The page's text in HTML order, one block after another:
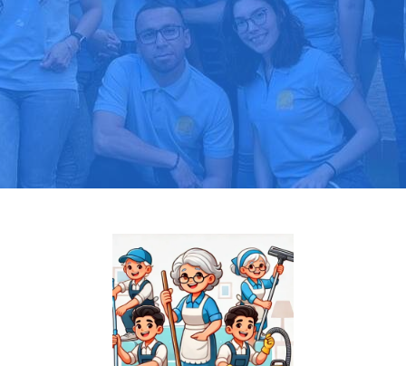
Pide tu presupuesto gratis
Llama hoy: 919 03 52 24
Más de 1000 clientes confían en nosotros
⭐⭐⭐⭐⭐